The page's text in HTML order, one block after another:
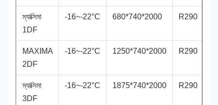
ম্যাক্সিমা
1DF
-16~-22°C 680*740*2000 R290
MAXIMA
2DF
-16~-22°C 1250*740*2000 R290
ম্যাক্সিমা
3DF
-16~-22°C 1875*740*2000 R290